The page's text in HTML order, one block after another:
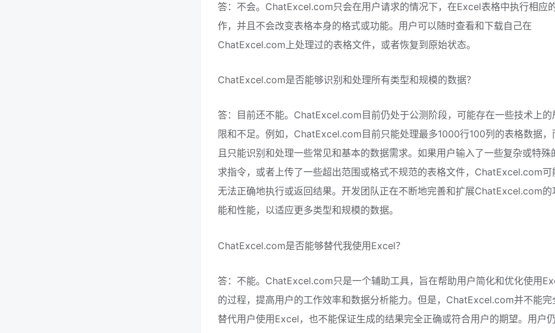
答：不会。ChatExcel.com只会在用户请求的情况下，在Excel表格中执行相应
作，并且不会改变表格本身的格式或功能。用户可以随时查看和下载自己在
ChatExcel.com上处理过的表格文件，或者恢复到原始状态。
ChatExcel.com是否能够识别和处理所有类型和规模的数据？
答：目前还不能。ChatExcel.com目前仍处于公测阶段，可能存在一些技术上的
限和不足。例如，ChatExcel.com目前只能处理最多1000行100列的表格数据，
且只能识别和处理一些常见和基本的数据需求。如果用户输入了一些复杂或特殊
求指令，或者上传了一些超出范围或格式不规范的表格文件，ChatExcel.com可
无法正确地执行或返回结果。开发团队正在不断地完善和扩展ChatExcel.com的
能和性能，以适应更多类型和规模的数据。
ChatExcel.com是否能够替代我使用Excel？
答：不能。ChatExcel.com只是一个辅助工具，旨在帮助用户简化和优化使用
的过程，提高用户的工作效率和数据分析能力。但是，ChatExcel.com并不能完
替代用户使用Excel，也不能保证生成的结果完全正确或符合用户的期望。用户